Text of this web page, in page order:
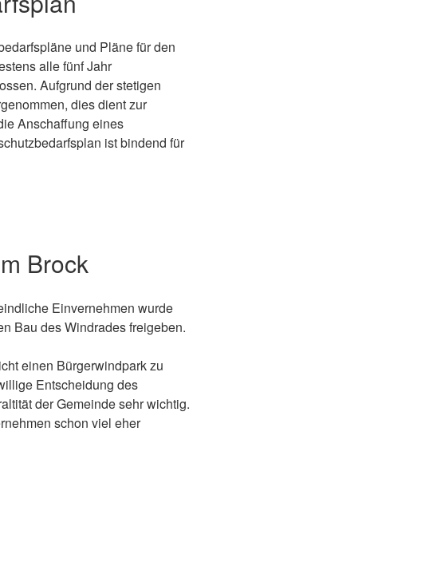
und Pläne für den
alle fünf Jahr
Aufgrund der stetigen
dies dient zur
Anschaffung eines
ist bindend für
Brock
Einvernehmen wurde
Bau des Windrades freigeben.
einen Bürgerwindpark zu
Entscheidung des
der Gemeinde sehr wichtig.
schon viel eher